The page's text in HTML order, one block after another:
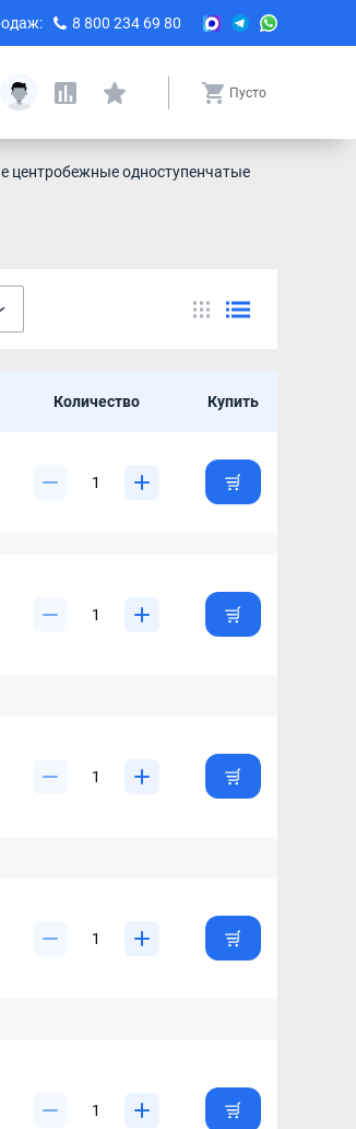
8 800 234 69 80
Пусто
центробежные одноступенчатые
Количество Купить